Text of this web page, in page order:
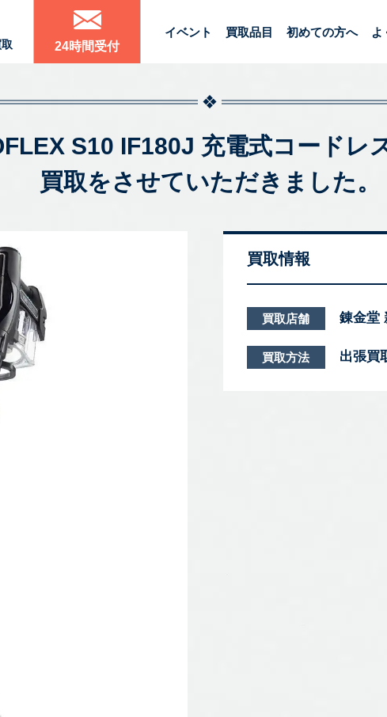
24時間受付
イベント 買取品目 初めての方へ よ
S10 IF180J 充電式コードレ
買取をさせていただきました。
買取情報
買取店舗 錬金堂
買取方法 出張買